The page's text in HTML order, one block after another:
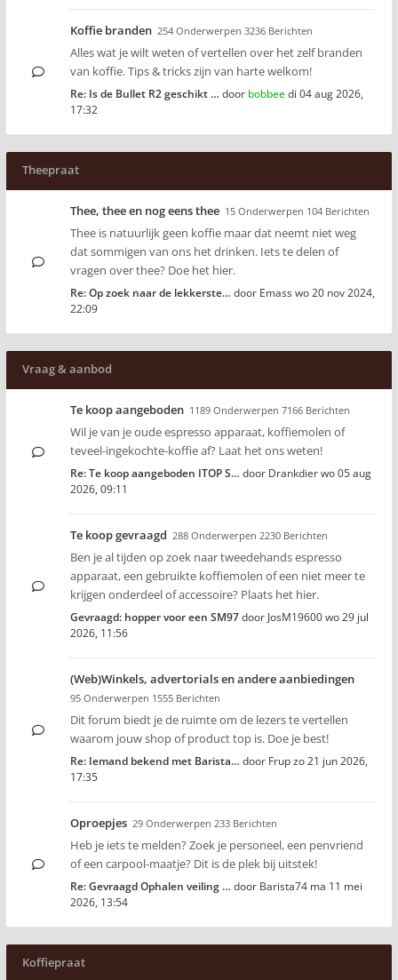
Koffie branden 254 Onderwerpen 3236 Berichten
Alles wat je wilt weten of vertellen over het zelf branden
van koffie. Tips & tricks zijn van harte welkom!
Re: Is de Bullet R2 geschikt … door bobbeedi 04 aug 2026,
17:32
Theepraat
Thee, thee en nog eens thee 15 Onderwerpen 104 Berichten
Thee is natuurlijk geen koffie maar dat neemt niet weg
dat sommigen van ons het drinken. Iets te delen of
vragen over thee? Doe het hier.
Re: Op zoek naar de lekkerste… door Emasswo 20 nov 2024,
22:09
Vraag & aanbod
Te koop aangeboden 1189 Onderwerpen 7166 Berichten
Wil je van je oude espresso apparaat, koffiemolen of
teveel-ingekochte-koffie af? Laat het ons weten!
Re: Te koop aangeboden ITOP S… door Drankdierwo 05 aug
2026, 09:11
Te koop gevraagd 288 Onderwerpen 2230 Berichten
Ben je al tijden op zoek naar tweedehands espresso
apparaat, een gebruikte koffiemolen of een niet meer te
krijgen onderdeel of accessoire? Plaats het hier.
Gevraagd: hopper voor een SM97door JosM19600wo 29 jul
2026, 11:56
(Web)Winkels, advertorials en andere aanbiedingen
95 Onderwerpen 1555 Berichten
Dit forum biedt je de ruimte om de lezers te vertellen
waarom jouw shop of product top is. Doe je best!
Re: Iemand bekend met Barista… door Frupzo 21 jun 2026,
17:35
Oproepjes 29 Onderwerpen 233 Berichten
Heb je iets te melden? Zoek je personeel, een penvriend
of een carpool-maatje? Dit is de plek bij uitstek!
Re: Gevraagd Ophalen veiling … door Barista74 ma 11 mei
2026, 13:54
Koffiepraat